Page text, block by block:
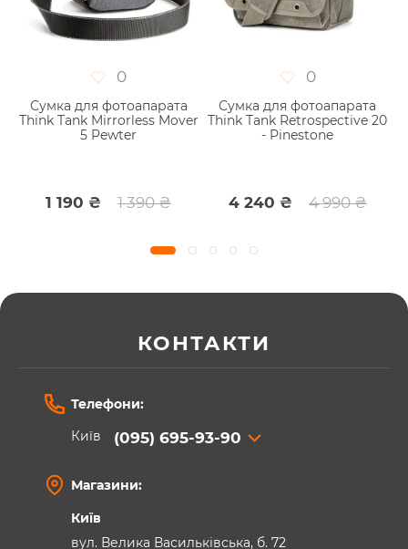
0
Сумка для фотоапарата
Think Tank Mirrorless Mover
5 Pewter
1 190 ₴ 1 390 ₴
0
Сумка для фотоапарата
Think Tank Retrospective 20
- Pinestone
4 240 ₴ 4 990 ₴
КОНТАКТИ
Телефони:
Київ
(095) 695-93-90
Магазини:
Київ
вул. Велика Васильківська, б. 72